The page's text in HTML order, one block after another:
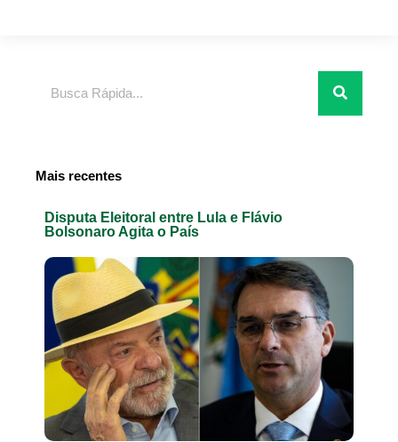
Mais recentes
Disputa Eleitoral entre Lula e Flávio
Bolsonaro Agita o País